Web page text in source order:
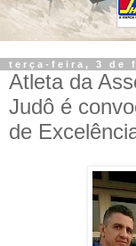
terça-feira, 3 de
Atleta da
Judô é
de